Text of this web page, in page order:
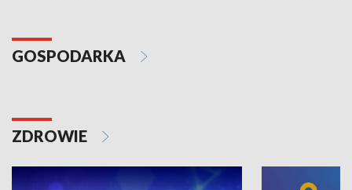
GOSPODARKA
ZDROWIE